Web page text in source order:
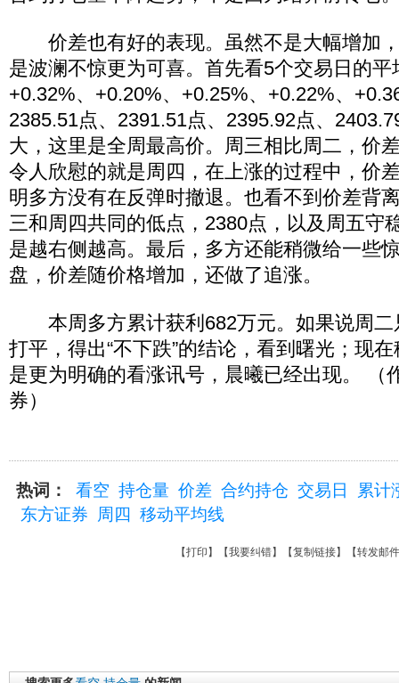
价差也有好的表现。虽然不是大幅增加
是波澜不惊更为可喜。首先看5个交易日的
+0.32%、+0.20%、+0.25%、+0.22%、
2385.51点、2391.51点、2395.92点、
大，这里是全周最高价。周三相比周二，价
令人欣慰的就是周四，在上涨的过程中，价
明多方没有在反弹时撤退。也看不到价差背
三和周四共同的低点，2380点，以及周五守
是越右侧越高。最后，多方还能稍微给一些
盘，价差随价格增加，还做了追涨。
本周多方累计获利682万元。如果说周二
打平，得出“不下跌”的结论，看到曙光；现
是更为明确的看涨讯号，晨曦已经出现。 （
券）
热词： 看空 持仓量 价差 合约持仓 交易日
累计
东方证券
周四 移动平均线
【打印 】【我要纠错】【复制链接】【转发邮件